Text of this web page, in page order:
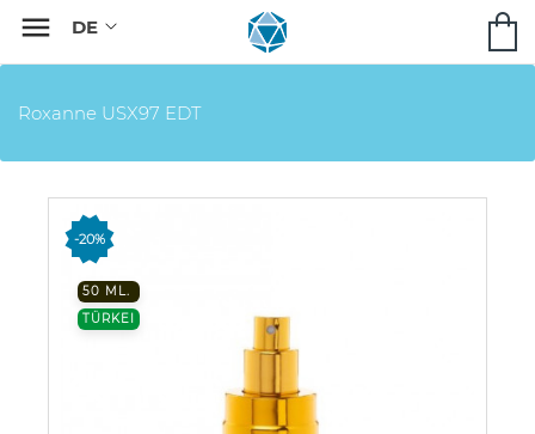

Roxanne USX97 EDT
-20%
50 ML.
TÜRKEI